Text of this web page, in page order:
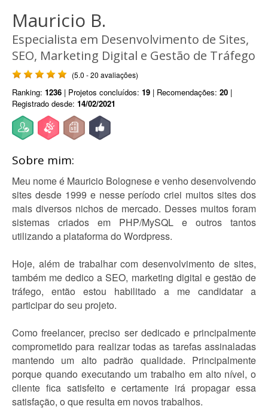
Mauricio B.
Especialista em Desenvolvimento de Sites,
SEO, Marketing Digital e Gestão de Tráfego
(5.0 - 20 avaliações)
Ranking: 1236 | Projetos concluídos: 19 | Recomendações: 20 |
Registrado desde: 14/02/2021
Sobre mim:
Meu nome é Mauricio Bolognese e venho desenvolvendo
sites desde 1999 e nesse período criei muitos sites dos
mais diversos nichos de mercado. Desses muitos foram
sistemas criados em PHP/MySQL e outros tantos
utilizando a plataforma do Wordpress.
Hoje, além de trabalhar com desenvolvimento de sites,
também me dedico a SEO, marketing digital e gestão de
tráfego, então estou habilitado a me candidatar a
participar do seu projeto.
Como freelancer, preciso ser dedicado e principalmente
comprometido para realizar todas as tarefas assinaladas
mantendo um alto padrão qualidade. Principalmente
porque quando executando um trabalho em alto nível, o
cliente fica satisfeito e certamente irá propagar essa
satisfação, o que resulta em novos trabalhos.